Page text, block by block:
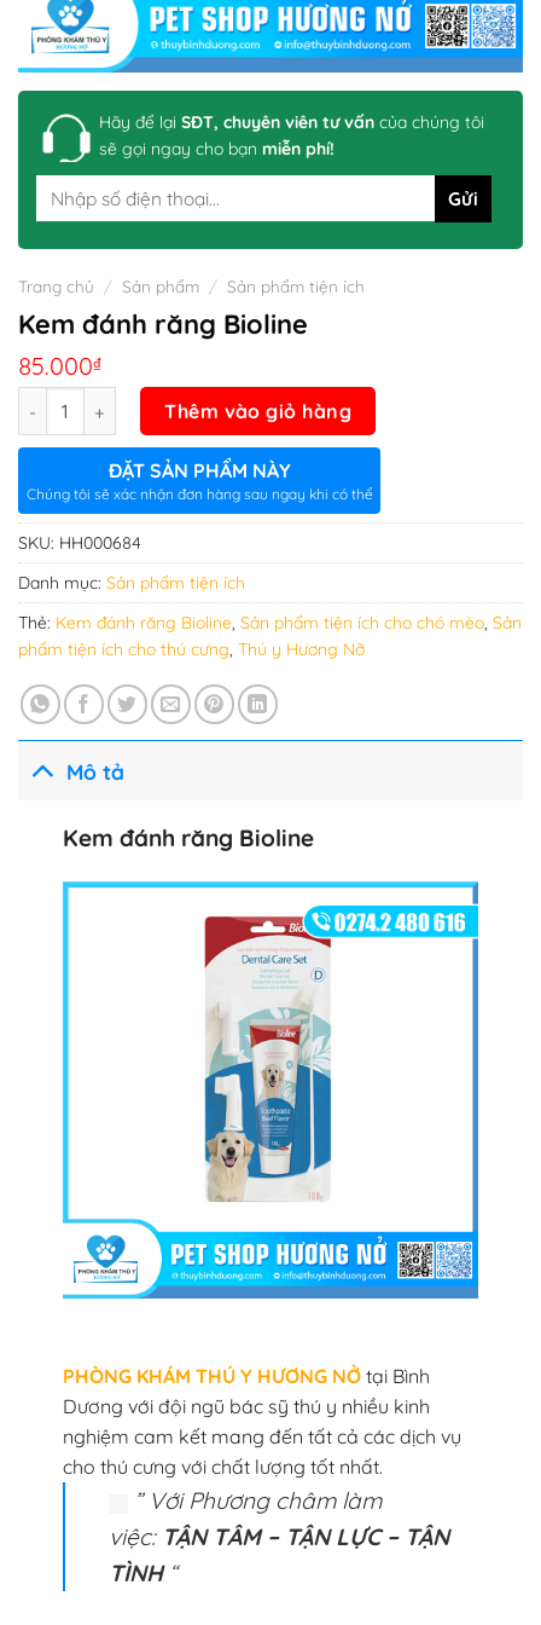
Hãy để lại SĐT, chuyên viên tư vấn của chúng tôi
sẽ gọi ngay cho bạn miễn phí!
Trang chủ / Sản phẩm / Sản phẩm tiện ích
Kem đánh răng Bioline
85.000₫
Thêm vào giỏ hàng
ĐẶT SẢN PHẨM NÀY
Chúng tôi sẽ xác nhận đơn hàng sau ngay khi có thể
SKU: HH000684
Danh mục: Sản phẩm tiện ích
Thẻ: Kem đánh răng Bioline, Sản phẩm tiện ích cho chó mèo, Sản
phẩm tiện ích cho thú cưng, Thú y Hương Nỡ
Mô tả
Kem đánh răng Bioline
PHÒNG KHÁM THÚ Y HƯƠNG NỞtại Bình
Dương với đội ngũ bác sỹ thú y nhiều kinh
nghiệm cam kết mang đến tất cả các dịch vụ
cho thú cưng với chất lượng tốt nhất.
” Với Phương châm làm
việc: TẬN TÂM – TẬN LỰC – TẬN
TÌNH“